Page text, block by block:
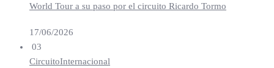
World Tour a su paso por el circuito Ricardo Tormo
17/06/2026
03
CircuitoInternacional